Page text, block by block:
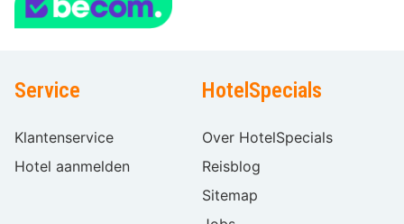
Service
Klantenservice
Hotel aanmelden
HotelSpecials
Over HotelSpecials
Reisblog
Sitemap